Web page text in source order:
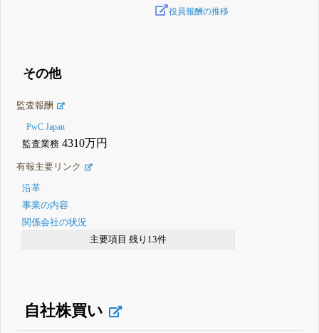
役員報酬の推移
その他
監査報酬
PwC Japan
監査業務 4310万円
有報主要リンク
沿革
事業の内容
関係会社の状況
主要項目 残り13件
自社株買い